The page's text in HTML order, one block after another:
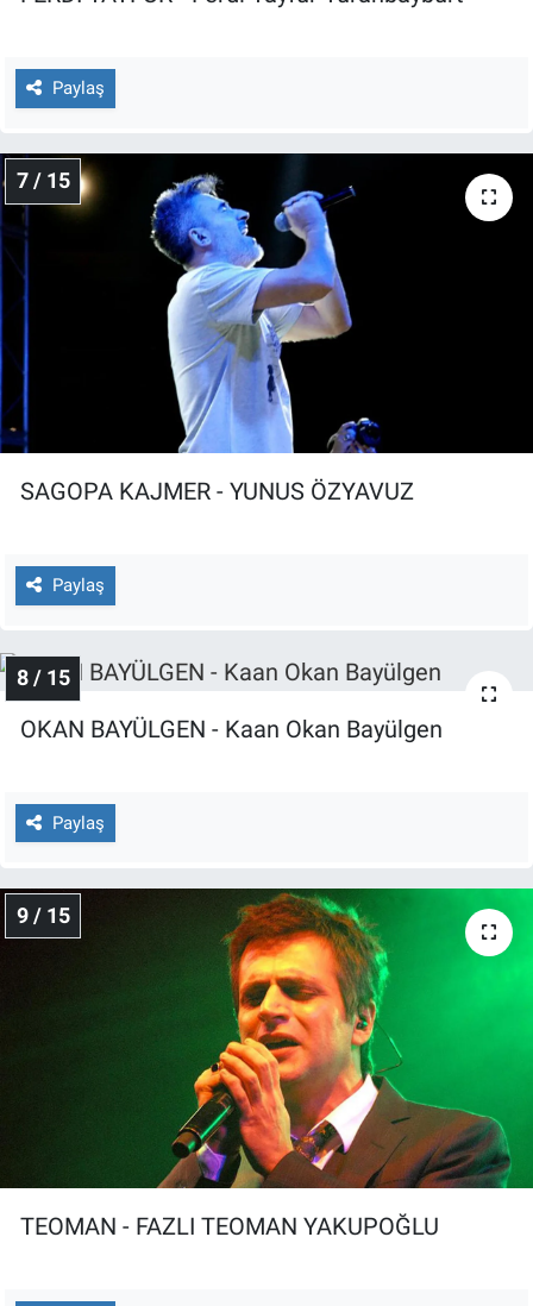
Paylaş
7 / 15
SAGOPA KAJMER - YUNUS ÖZYAVUZ
Paylaş
8 / 15
OKAN BAYÜLGEN - Kaan Okan Bayülgen
Paylaş
9 / 15
TEOMAN - FAZLI TEOMAN YAKUPOĞLU